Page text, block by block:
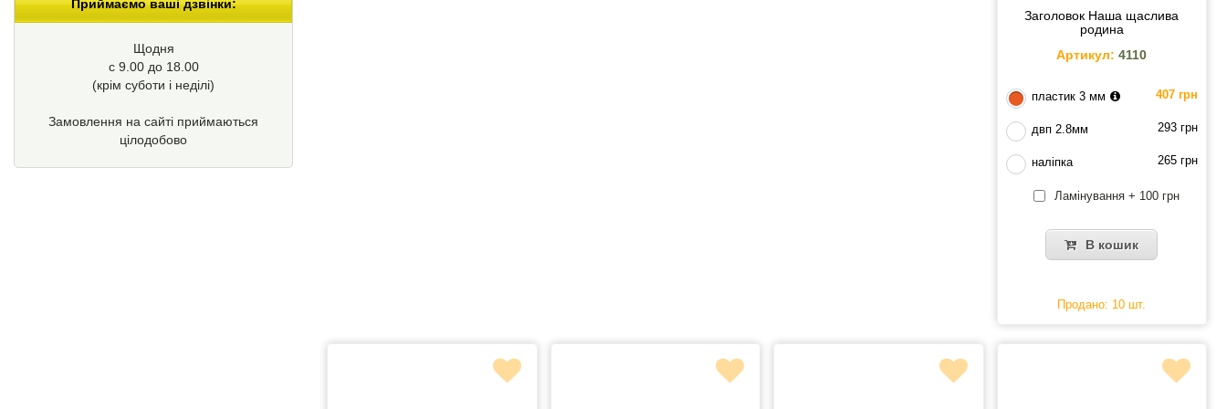
Приймаємо ваші дзвінки:
Щодня
с 9.00 до 18.00
(крім суботи і неділі)
Замовлення на сайті приймаються
цілодобово
Заголовок Наша щаслива
родина
Артикул: 4110
пластик 3 мм 407 грн
двп 2.8мм 293 грн
наліпка 265 грн
Ламінування + 100 грн
В кошик
Продано: 10 шт.